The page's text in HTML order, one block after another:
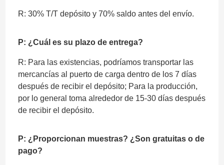
R: 30% T/T depósito y 70% saldo antes del envío.
P: ¿Cuál es su plazo de entrega?
R: Para las existencias, podríamos transportar las
mercancías al puerto de carga dentro de los 7 días
después de recibir el depósito; Para la producción,
por lo general toma alrededor de 15-30 días después
de recibir el depósito.
P: ¿Proporcionan muestras? ¿Son gratuitas o de
pago?